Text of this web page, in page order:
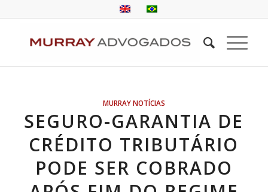
MURRAY NOTÍCIAS
SEGURO-GARANTIA DE
CRÉDITO TRIBUTÁRIO
PODE SER COBRADO